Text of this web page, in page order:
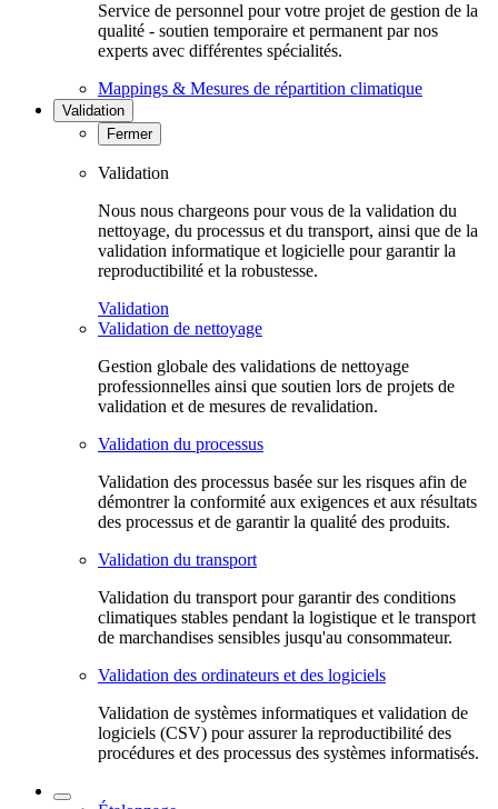
Service de personnel pour votre projet de gestion de la
qualité - soutien temporaire et permanent par nos
experts avec différentes spécialités.
Mappings & Mesures de répartition climatique
Validation
Fermer
Validation
Nous nous chargeons pour vous de la validation du
nettoyage, du processus et du transport, ainsi que de la
validation informatique et logicielle pour garantir la
reproductibilité et la robustesse.
Validation
Validation de nettoyage
Gestion globale des validations de nettoyage
professionnelles ainsi que soutien lors de projets de
validation et de mesures de revalidation.
Validation du processus
Validation des processus basée sur les risques afin de
démontrer la conformité aux exigences et aux résultats
des processus et de garantir la qualité des produits.
Validation du transport
Validation du transport pour garantir des conditions
climatiques stables pendant la logistique et le transport
de marchandises sensibles jusqu'au consommateur.
Validation des ordinateurs et des logiciels
Validation de systèmes informatiques et validation de
logiciels (CSV) pour assurer la reproductibilité des
procédures et des processus des systèmes informatisés.